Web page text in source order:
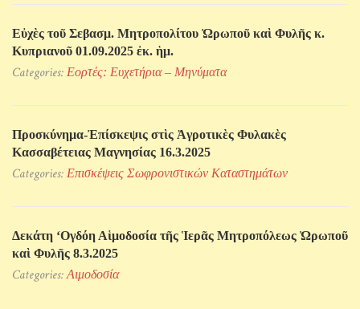
Εὐχὲς τοῦ Σεβασμ. Μητροπολίτου Ὠρωποῦ καὶ Φυλῆς κ.
Κυπριανοῦ 01.09.2025 ἐκ. ἡμ.
Categories: Εορτές: Ευχετήρια – Μηνύματα
Προσκύνηµα-Ἐπίσκεψις στὶς Ἀγροτικὲς Φυλακὲς
Κασσαβέτειας Μαγνησίας 16.3.2025
Categories: Επισκέψεις Σωφρονιστικών Kαταστημάτων
Δεκάτη ‘Ογδόη Αἱμοδοσία τῆς Ἱερᾶς Μητροπόλεως Ὠρωποῦ
καὶ Φυλῆς 8.3.2025
Categories:Αιμοδοσία